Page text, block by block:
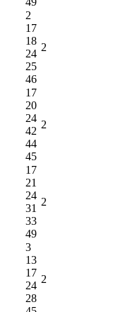
2
17
18
24
25
46
2
17
20
24
42
44
45
2
17
21
24
31
33
49
2
3
13
17
24
28
2